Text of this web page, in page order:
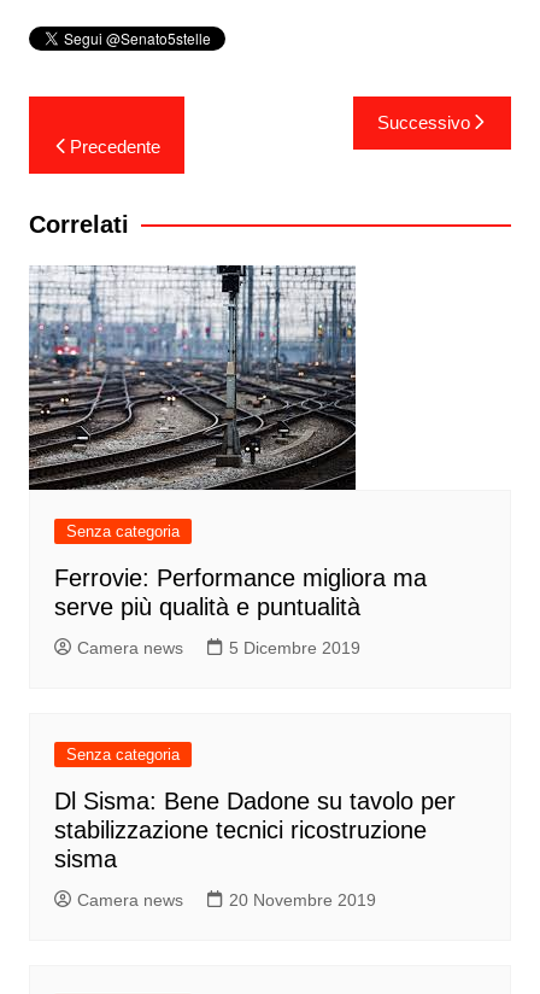
articoli
Precedente
Successivo
Correlati
Senza categoria
Ferrovie: Performance migliora ma
serve più qualità e puntualità
Camera news 5 Dicembre 2019
Senza categoria
Dl Sisma: Bene Dadone su tavolo per
stabilizzazione tecnici ricostruzione
sisma
Camera news 20 Novembre 2019